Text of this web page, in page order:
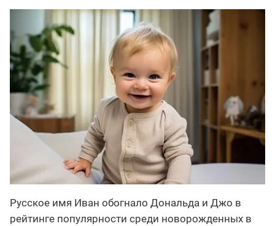
Русское имя Иван обогнало Дональда и Джо в
рейтинге популярности среди новорожденных в